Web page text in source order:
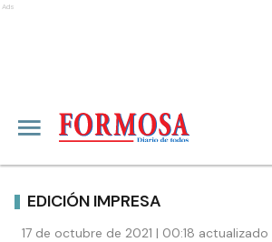
Ads
EDICIÓN IMPRESA
17 de octubre de 2021 | 00:18